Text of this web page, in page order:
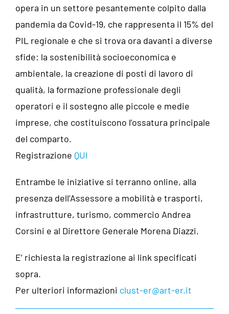
opera in un settore pesantemente colpito dalla
pandemia da Covid-19, che rappresenta il 15% del
PIL regionale e che si trova ora davanti a diverse
sfide: la sostenibilità socioeconomica e
ambientale, la creazione di posti di lavoro di
qualità, la formazione professionale degli
operatori e il sostegno alle piccole e medie
imprese, che costituiscono l’ossatura principale
del comparto.
Registrazione QUI
Entrambe le iniziative si terranno online, alla
presenza dell’Assessore a mobilità e trasporti,
infrastrutture, turismo, commercio Andrea
Corsini e al Direttore Generale Morena Diazzi.
E’ richiesta la registrazione ai link specificati
sopra.
Per ulteriori informazioni clust-er@art-er.it